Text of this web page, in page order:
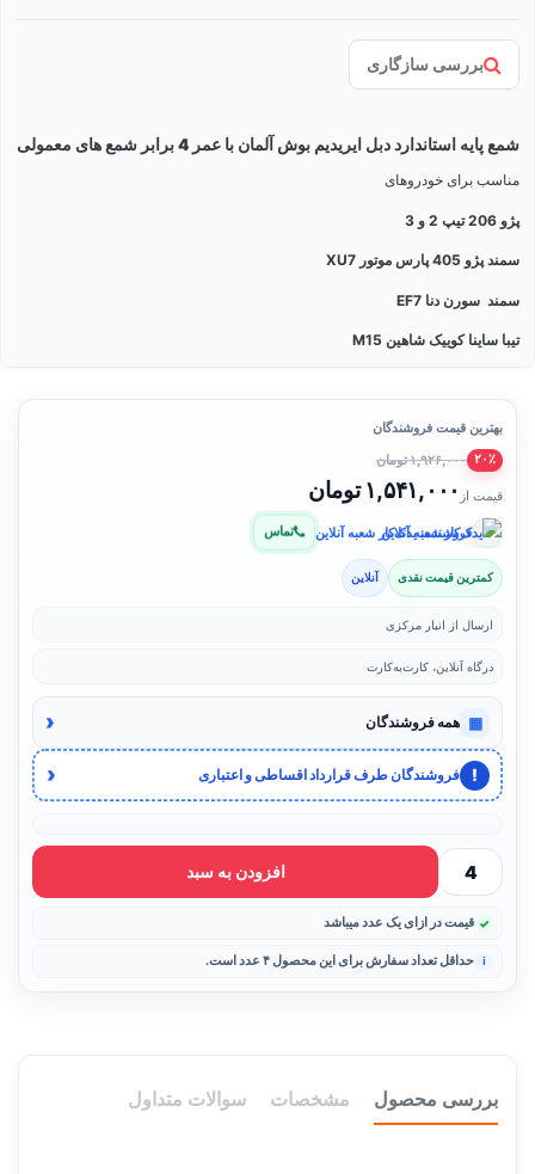
بررسی سازگاری
شمع پایه استاندارد دبل ایریدیم بوش آلمان با عمر 4 برابر شمع های معمولی
مناسب برای خودروهای
پژو 206 تیپ 2 و 3
سمند پژو 405 پارس موتور XU7
سمند سورن دنا EF7
تیبا ساینا کوییک شاهین M15
بهترین قیمت فروشندگان
۲۰٪ ۱,۹۲۶,۰۰۰ تومان
قیمت از ۱,۵۴۱,۰۰۰ تومان
فروشنده: یدک‌کار شعبه آنلاین تماس
کمترین قیمت نقدی آنلاین
ارسال از انبار مرکزی
درگاه آنلاین، کارت‌به‌کارت
▦ همه فروشندگان ‹
! فروشندگان طرف قرارداد اقساطی و اعتباری ‹
افزودن به سبد
قیمت در ازای یک عدد میباشد
حداقل تعداد سفارش برای این محصول ۴ عدد است.
بررسی محصول مشخصات سوالات متداول